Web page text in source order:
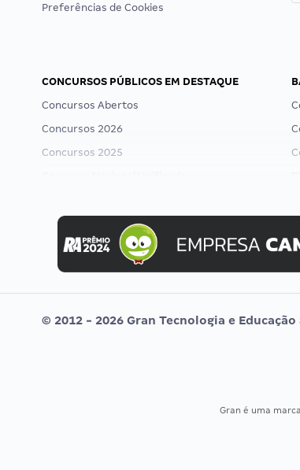
Preferências de Cookies
CONCURSOS PÚBLICOS EM DESTAQUE
Concursos Abertos
Concursos 2026
Concursos 2025
Concurso MPU
Editais publicados
© 2012 - 2026 Gran Tecnologia e Educação
Gran é uma